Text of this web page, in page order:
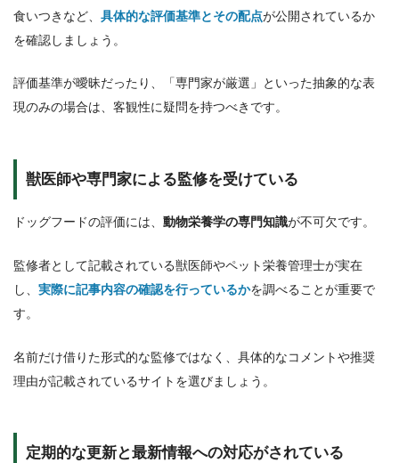
食いつきなど、 具体的な評価基準とその配点が公開されているか
を確認しましょう。
評価基準が曖昧だったり、「専門家が厳選」といった抽象的な表
現のみの場合は、客観性に疑問を持つべきです。
獣医師や専門家による監修を受けている
ドッグフードの評価には、 動物栄養学の専門知識が不可欠です。
監修者として記載されている獣医師やペット栄養管理士が実在
し、 実際に記事内容の確認を行っているかを調べることが重要で
す。
名前だけ借りた形式的な監修ではなく、具体的なコメントや推奨
理由が記載されているサイトを選びましょう。
定期的な更新と最新情報への対応がされている